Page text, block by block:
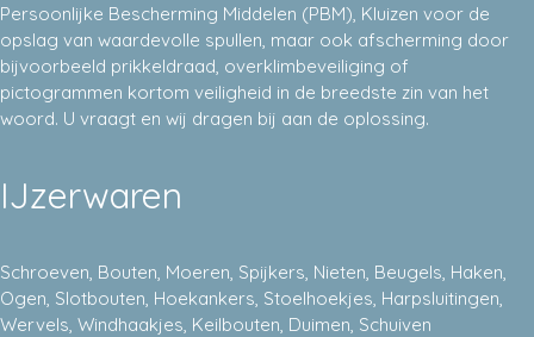
Persoonlijke Bescherming Middelen (PBM), Kluizen voor de
opslag van waardevolle spullen, maar ook afscherming door
bijvoorbeeld prikkeldraad, overklimbeveiliging of
pictogrammen kortom veiligheid in de breedste zin van het
woord. U vraagt en wij dragen bij aan de oplossing.
IJzerwaren
Schroeven, Bouten, Moeren, Spijkers, Nieten, Beugels, Haken,
Ogen, Slotbouten, Hoekankers, Stoelhoekjes, Harpsluitingen,
Wervels, Windhaakjes, Keilbouten, Duimen, Schuiven